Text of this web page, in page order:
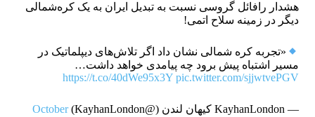
هشدار رافائل گروسی نسبت به تبدیل ایران به یک کره‌شمالی
دیگر در زمینه سلاح اتمی!
«تجربه کره شمالی نشان داد اگر تلاش‌های دیپلماتیک در
مسیر اشتباه پیش برود چه پیامدی خواهد داشت…
https://t.co/40dWe95x3Y pic.twitter.com/sjjwtvePGV
— KayhanLondon کیهان لندن (@KayhanLondon)
October